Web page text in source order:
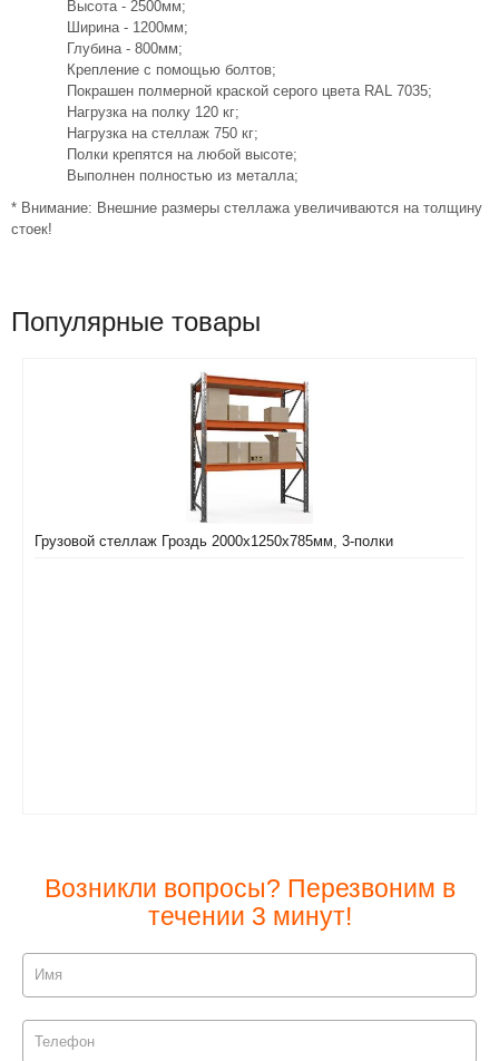
Высота - 2500мм;
Ширина - 1200мм;
Глубина - 800мм;
Крепление с помощью болтов;
Покрашен полмерной краской серого цвета RAL 7035;
Нагрузка на полку 120 кг;
Нагрузка на стеллаж 750 кг;
Полки крепятся на любой высоте;
Выполнен полностью из металла;
* Внимание: Внешние размеры стеллажа увеличиваются на толщину
стоек!
Популярные товары
Грузовой стеллаж Гроздь 2000х1250х785мм, 3-полки
Возникли вопросы? Перезвоним в
течении 3 минут!